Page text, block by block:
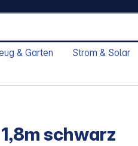
& Garten Strom & Solar
schwarz